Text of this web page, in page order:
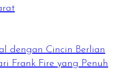
dengan Cincin Berlian
Frank Fire yang Penuh